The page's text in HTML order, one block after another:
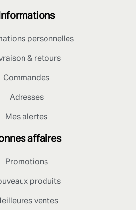
Informations
personnelles
& retours
Commandes
Adresses
Mes alertes
affaires
Promotions
produits
ventes